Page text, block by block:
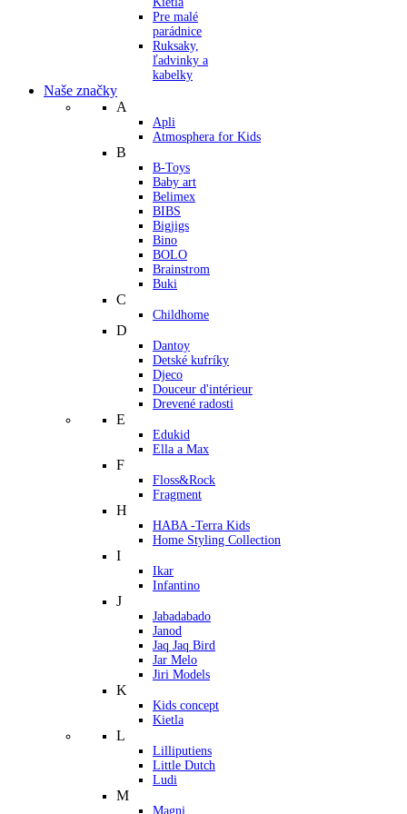
Pre malé
parádnice
Ruksaky,
ľadvinky a
kabelky
Naše značky
A
Apli
Atmosphera for Kids
B
B-Toys
Baby art
Belimex
BIBS
Bigjigs
Bino
BOLO
Brainstrom
Buki
C
Childhome
D
Dantoy
Detské kufríky
Djeco
Douceur d'intérieur
Drevené radosti
E
Edukid
Ella a Max
F
Floss&Rock
Fragment
H
HABA -Terra Kids
Home Styling Collection
I
Ikar
Infantino
J
Jabadabado
Janod
Jaq Jaq Bird
Jar Melo
Jiri Models
K
Kids concept
Kietla
L
Lilliputiens
Little Dutch
Ludi
M
Magni